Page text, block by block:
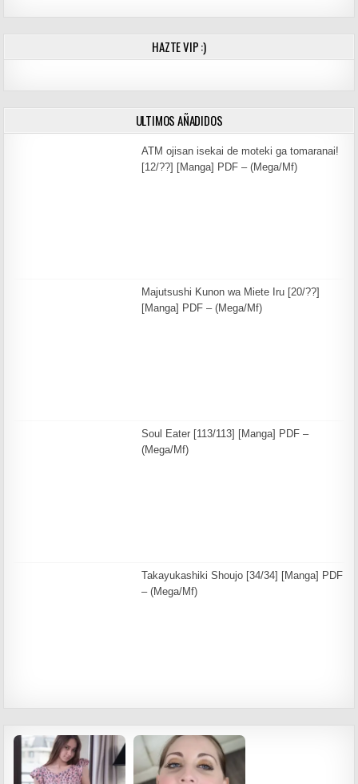
HAZTE VIP :)
ULTIMOS AÑADIDOS
ATM ojisan isekai de moteki ga tomaranai!
[12/??] [Manga] PDF – (Mega/Mf)
Majutsushi Kunon wa Miete Iru [20/??]
[Manga] PDF – (Mega/Mf)
Soul Eater [113/113] [Manga] PDF –
(Mega/Mf)
Takayukashiki Shoujo [34/34] [Manga] PDF
– (Mega/Mf)